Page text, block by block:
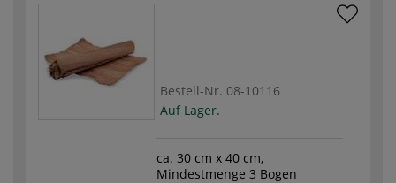
Bestell-Nr. 08-10116
Auf Lager.
ca. 30 cm x 40 cm,
Mindestmenge 3 Bogen